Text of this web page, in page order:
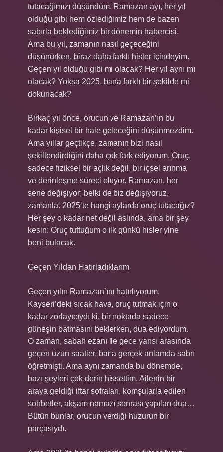
tutacağımızı düşündüm. Ramazan ayı, her yıl
olduğu gibi hem özlediğimiz hem de bazen
sabırla beklediğimiz bir dönemin habercisi.
Ama bu yıl, zamanın nasıl geçeceğini
düşünürken, biraz daha farklı hisler içindeyim.
Geçen yıl olduğu gibi mi olacak? Her yıl aynı mı
olacak? Yoksa 2025, bana farklı bir şekilde mi
dokunacak?
Birkaç yıl önce, orucun ve Ramazan’ın bu
kadar kişisel bir hale geleceğini düşünmezdim.
Ama yıllar geçtikçe, zamanın bizi nasıl
şekillendirdiğini daha çok fark ediyorum. Oruç,
sadece fiziksel bir açlık değil, bir içsel arınma
ve derinleşme süreci oluyor. Ramazan, her
sene değişiyor; belki de biz değişiyoruz,
zamanla. 2025’te hangi aylarda oruç tutacağız?
Her şey o kadar net değil aslında, ama bir şey
kesin: Oruç tuttuğum o ilk günkü hisler yine
beni bulacak.
Geçen Yıldan Hatırladıklarım
Geçen yılın Ramazan’ını hatırlıyorum.
Kayseri’deki sıcak hava, oruç tutmak için o
kadar zorlayıcıydı ki, bir noktada sadece
güneşin batmasını beklerken, dua ediyordum.
O zaman, sabah ezanı ile gece yarısı arasında
geçen uzun saatler, bana gerçek anlamda sabrı
öğretmişti. Ama aynı zamanda bu dönemde,
bazı şeyleri çok derin hissettim. Ailenin bir
araya geldiği iftar sofraları, komşularla edilen
sohbetler, akşam namazı sonrası yapılan dua…
Bütün bunlar, orucun verdiği huzurun bir
parçasıydı.